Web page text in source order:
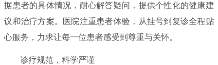
据患者的具体情况，耐心解答疑问，提供个性化的健康建
议和治疗方案。医院注重患者体验，从挂号到复诊全程贴
心服务，力求让每一位患者感受到尊重与关怀。
诊疗规范，科学严谨